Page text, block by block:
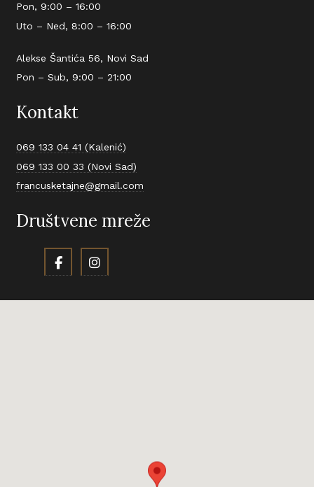
Pon, 9:00 – 16:00
Uto – Ned, 8:00 – 16:00
Alekse Šantića 56, Novi Sad
Pon – Sub, 9:00 – 21:00
Kontakt
069 133 04 41 (Kalenić)
069 133 00 33 (Novi Sad)
francusketajne@gmail.com
Društvene mreže